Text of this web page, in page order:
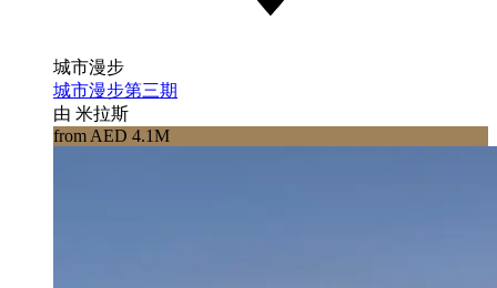
城市漫步
城市漫步第三期
由 米拉斯
from AED 4.1M